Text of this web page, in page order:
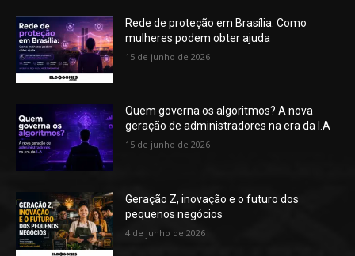
Rede de proteção em Brasília: Como
mulheres podem obter ajuda
15 de junho de 2026
Quem governa os algoritmos? A nova
geração de administradores na era da I.A
15 de junho de 2026
Geração Z, inovação e o futuro dos
pequenos negócios
4 de junho de 2026